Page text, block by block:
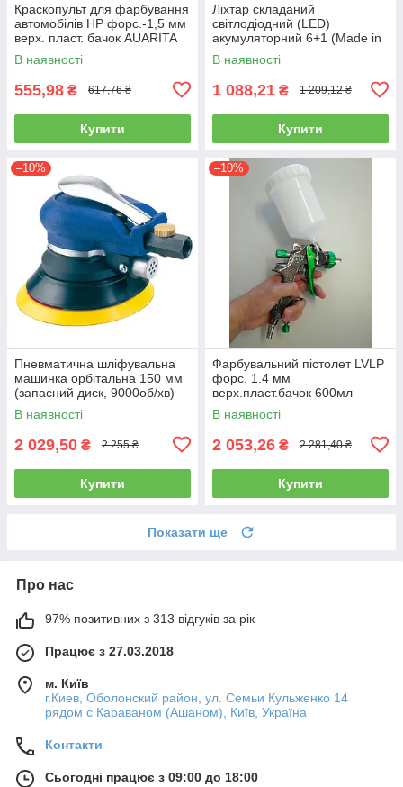
Краскопульт для фарбування
автомобілів HP форс.-1,5 мм
верх. пласт. бачок AUARITA
S-990P-1.8
В наявності
555,98 ₴ 617,76 ₴
Купити
Ліхтар складаний
світлодіодний (LED)
акумуляторний 6+1 (Made in
GERMANY) WL-0601
(ліхтарик, ручний)
В наявності
1 088,21 ₴ 1 209,12 ₴
Купити
–10%
Пневматична шліфувальна
машинка орбітальна 150 мм
(запасний диск, 9000об/хв)
AIRKRAFT AT-980-6V
В наявності
2 029,50 ₴ 2 255 ₴
Купити
–10%
Фарбувальний пістолет LVLP
форс. 1.4 мм
верх.пласт.бачок 600мл
AUARITA L-897-1.4
В наявності
2 053,26 ₴ 2 281,40 ₴
Купити
Показати ще
Про нас
97% позитивних з 313 відгуків за рік
Працює з 27.03.2018
м. Київ
г.Киев, Оболонский район, ул. Семьи Кульженко 14
рядом с Караваном (Ашаном), Київ, Україна
Контакти
Сьогодні працює з 09:00 до 18:00